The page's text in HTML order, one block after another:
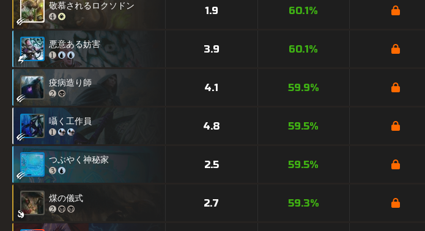
敬慕されるロクソドン 1.9 60.1%
悪意ある妨害 3.9 60.1%
疫病造り師 4.1 59.9%
囁く工作員 4.8 59.5%
つぶやく神秘家 2.5 59.5%
煤の儀式 2.7 59.3%